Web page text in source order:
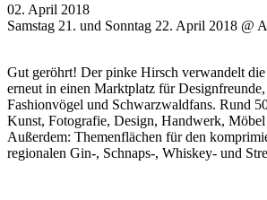
02. April 2018
Samstag 21. und Sonntag 22. April 2018 @
Gut geröhrt! Der pinke Hirsch verwandelt
erneut in einen Marktplatz für
Fashionvögel und Schwarzwaldfans. Rund
Kunst, Fotografie, Design, Handwerk, Möbel
Außerdem: Themenflächen für den
regionalen Gin-, Schnaps-, Whiskey- und